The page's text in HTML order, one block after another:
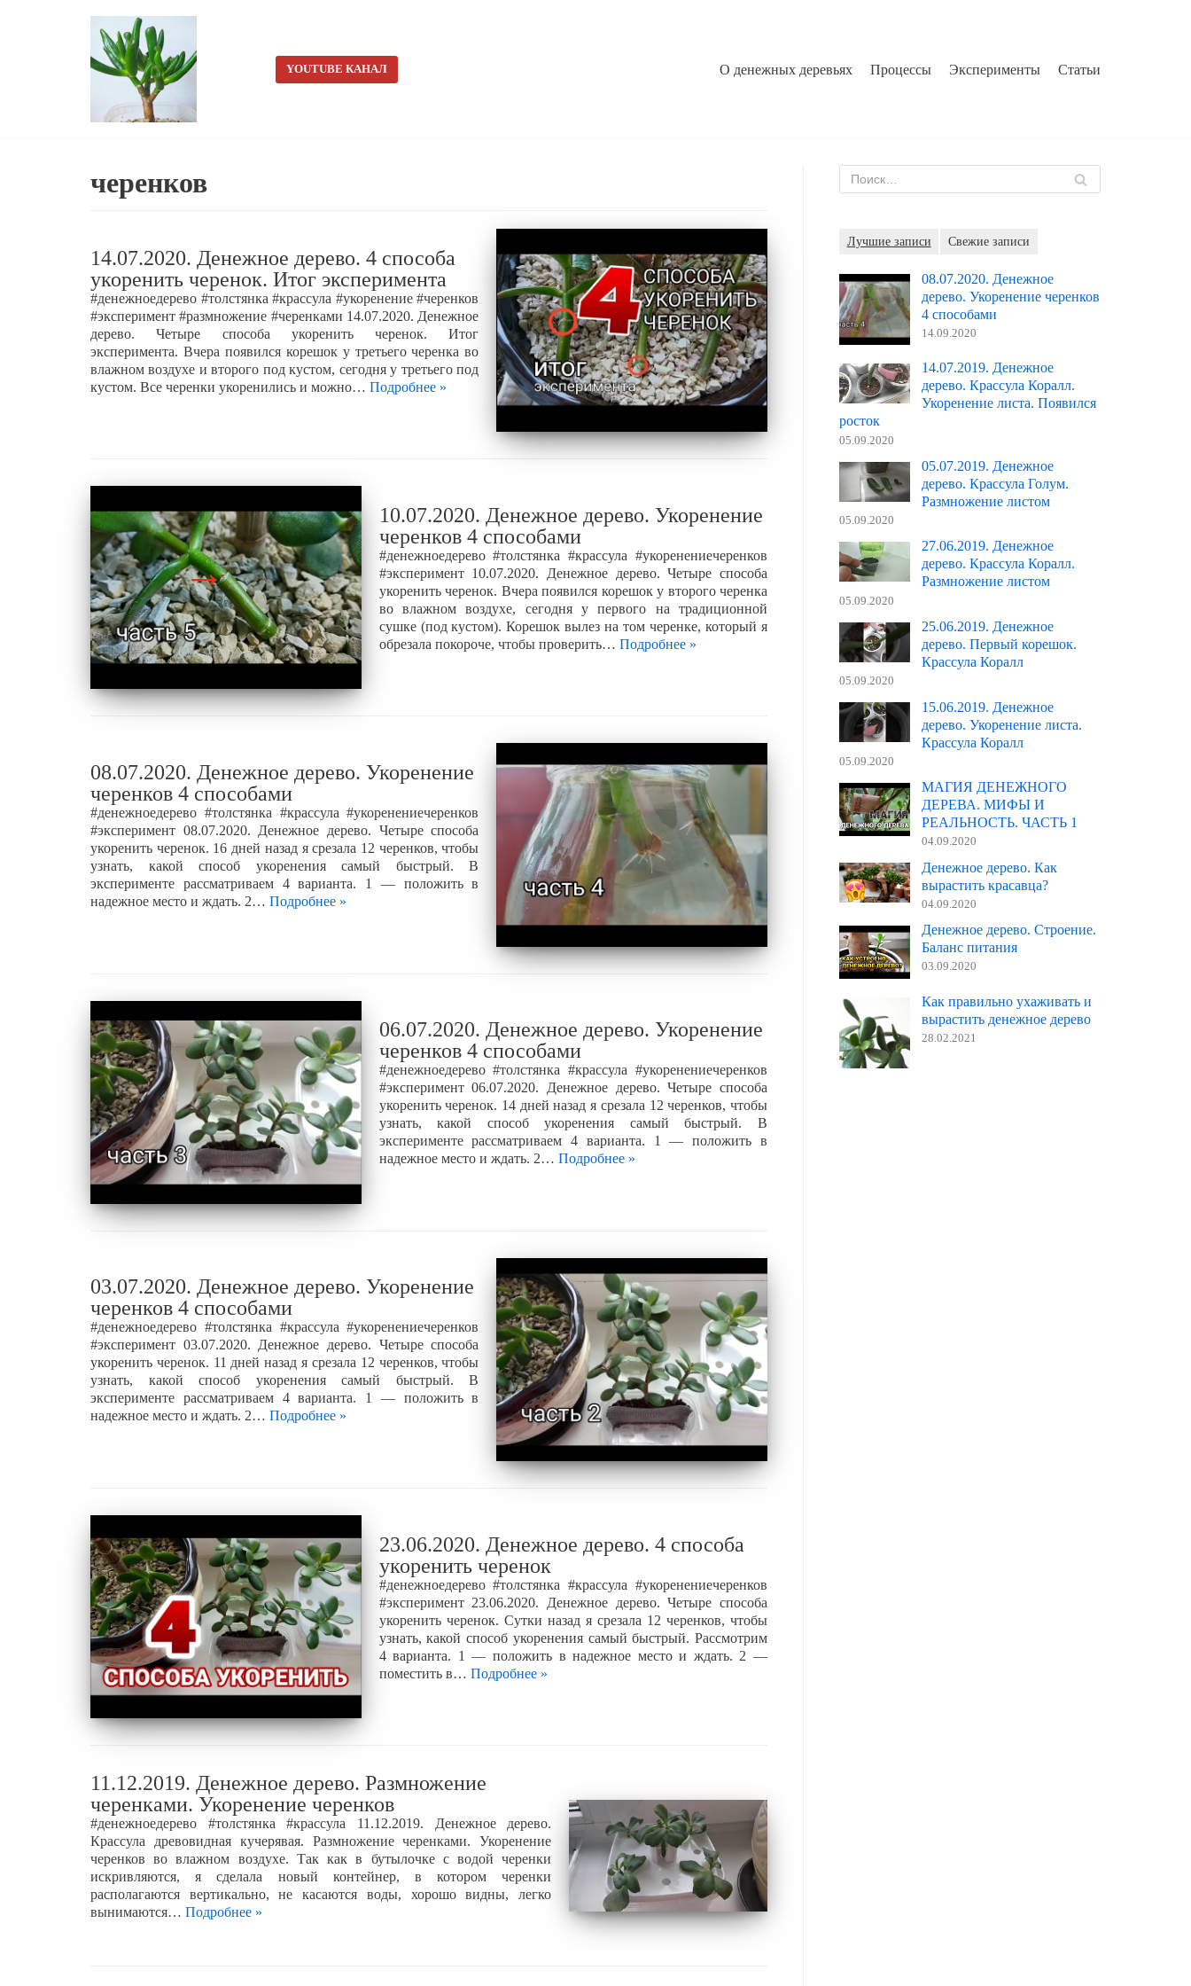
YOUTUBE КАНАЛ О денежных деревьях Процессы Эксперименты Статьи
черенков
14.07.2020. Денежное дерево. 4 способа
укоренить черенок. Итог эксперимента
#денежноедерево #толстянка #крассула #укоренение #черенков
#эксперимент #размножение #черенками 14.07.2020. Денежное
дерево. Четыре способа укоренить черенок. Итог
эксперимента. Вчера появился корешок у третьего черенка во
влажном воздухе и второго под кустом, сегодня у третьего под
кустом. Все черенки укоренились и можно… Подробнее »
10.07.2020. Денежное дерево. Укоренение
черенков 4 способами
#денежноедерево #толстянка #крассула #укоренениечеренков
#эксперимент 10.07.2020. Денежное дерево. Четыре способа
укоренить черенок. Вчера появился корешок у второго черенка
во влажном воздухе, сегодня у первого на традиционной
сушке (под кустом). Корешок вылез на том черенке, который я
обрезала покороче, чтобы проверить… Подробнее »
08.07.2020. Денежное дерево. Укоренение
черенков 4 способами
#денежноедерево #толстянка #крассула #укоренениечеренков
#эксперимент 08.07.2020. Денежное дерево. Четыре способа
укоренить черенок. 16 дней назад я срезала 12 черенков, чтобы
узнать, какой способ укоренения самый быстрый. В
эксперименте рассматриваем 4 варианта. 1 — положить в
надежное место и ждать. 2… Подробнее »
06.07.2020. Денежное дерево. Укоренение
черенков 4 способами
#денежноедерево #толстянка #крассула #укоренениечеренков
#эксперимент 06.07.2020. Денежное дерево. Четыре способа
укоренить черенок. 14 дней назад я срезала 12 черенков, чтобы
узнать, какой способ укоренения самый быстрый. В
эксперименте рассматриваем 4 варианта. 1 — положить в
надежное место и ждать. 2… Подробнее »
03.07.2020. Денежное дерево. Укоренение
черенков 4 способами
#денежноедерево #толстянка #крассула #укоренениечеренков
#эксперимент 03.07.2020. Денежное дерево. Четыре способа
укоренить черенок. 11 дней назад я срезала 12 черенков, чтобы
узнать, какой способ укоренения самый быстрый. В
эксперименте рассматриваем 4 варианта. 1 — положить в
надежное место и ждать. 2… Подробнее »
23.06.2020. Денежное дерево. 4 способа
укоренить черенок
#денежноедерево #толстянка #крассула #укоренениечеренков
#эксперимент 23.06.2020. Денежное дерево. Четыре способа
укоренить черенок. Сутки назад я срезала 12 черенков, чтобы
узнать, какой способ укоренения самый быстрый. Рассмотрим
4 варианта. 1 — положить в надежное место и ждать. 2 —
поместить в… Подробнее »
11.12.2019. Денежное дерево. Размножение
черенками. Укоренение черенков
#денежноедерево #толстянка #крассула 11.12.2019. Денежное дерево.
Крассула древовидная кучерявая. Размножение черенками. Укоренение
черенков во влажном воздухе. Так как в бутылочке с водой черенки
искривляются, я сделала новый контейнер, в котором черенки
располагаются вертикально, не касаются воды, хорошо видны, легко
вынимаются… Подробнее »
Лучшие записи Свежие записи
08.07.2020. Денежное
дерево. Укоренение черенков
4 способами
14.09.2020
14.07.2019. Денежное
дерево. Крассула Коралл.
Укоренение листа. Появился
росток
05.09.2020
05.07.2019. Денежное
дерево. Крассула Голум.
Размножение листом
05.09.2020
27.06.2019. Денежное
дерево. Крассула Коралл.
Размножение листом
05.09.2020
25.06.2019. Денежное
дерево. Первый корешок.
Крассула Коралл
05.09.2020
15.06.2019. Денежное
дерево. Укоренение листа.
Крассула Коралл
05.09.2020
МАГИЯ ДЕНЕЖНОГО
ДЕРЕВА. МИФЫ И
РЕАЛЬНОСТЬ. ЧАСТЬ 1
04.09.2020
Денежное дерево. Как
вырастить красавца?
04.09.2020
Денежное дерево. Строение.
Баланс питания
03.09.2020
Как правильно ухаживать и
вырастить денежное дерево
28.02.2021